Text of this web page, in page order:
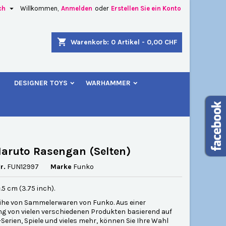
Willkommen, Anmelden oder Erstellen Sie ein Konto

shopping_cart Warenkorb: 0 Artikel - 0,00 CHF
DESIGNER TOYS WARHAMMER
Rasengan (Selten)
FUN12997 Marke Funko
cm (3.75 inch).
von Sammelerwaren von Funko. Aus einer
von vielen verschiedenen Produkten basierend auf
Serien, Spiele und vieles mehr, können Sie Ihre Wahl